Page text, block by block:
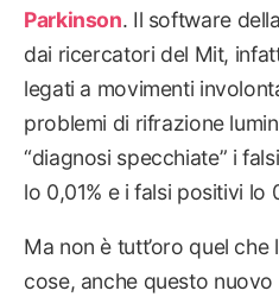
Parkinson. Il software
dai ricercatori del Mit,
legati a movimenti
problemi di rifrazione
“diagnosi specchiate” i
lo 0,01% e i falsi positivi lo
Ma non è tutt’oro quel
cose, anche questo